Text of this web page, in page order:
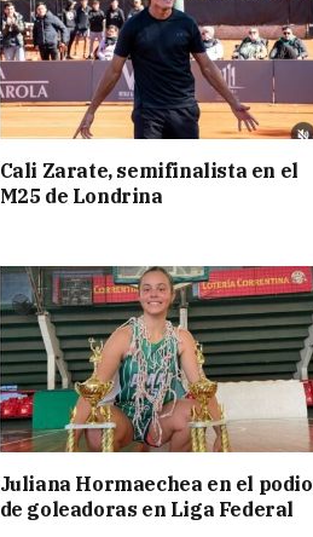
Cali Zarate, semifinalista en el
M25 de Londrina
Juliana Hormaechea en el podio
de goleadoras en Liga Federal